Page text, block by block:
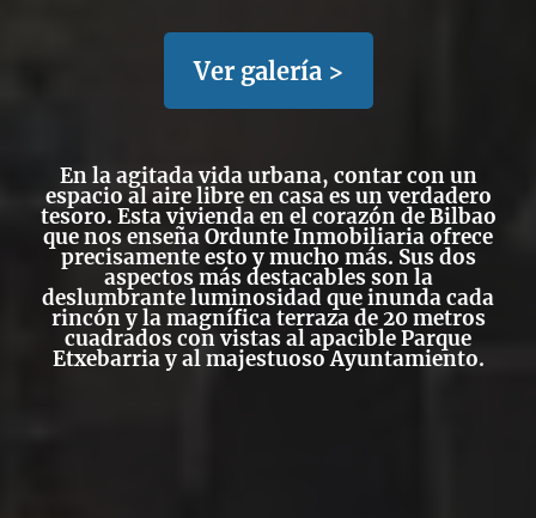
Ver galería >
En la agitada vida urbana, contar con un
espacio al aire libre en casa es un verdadero
tesoro. Esta vivienda en el corazón de Bilbao
que nos enseñaOrdunte Inmobiliariaofrece
precisamente esto y mucho más. Sus dos
aspectos más destacables son la
deslumbrante luminosidad que inunda cada
rincón y la magnífica terraza de 20 metros
cuadrados con vistas al apacible Parque
Etxebarria y al majestuoso Ayuntamiento.